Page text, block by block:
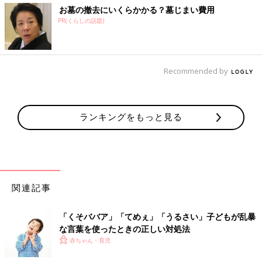
お墓の撤去にいくらかかる？墓じまい費用
PR(くらしの話題)
Recommended by
ランキングをもっと見る
関連記事
「くそババア」「てめぇ」「うるさい」子どもが乱暴
な言葉を使ったときの正しい対処法
赤ちゃん・育児